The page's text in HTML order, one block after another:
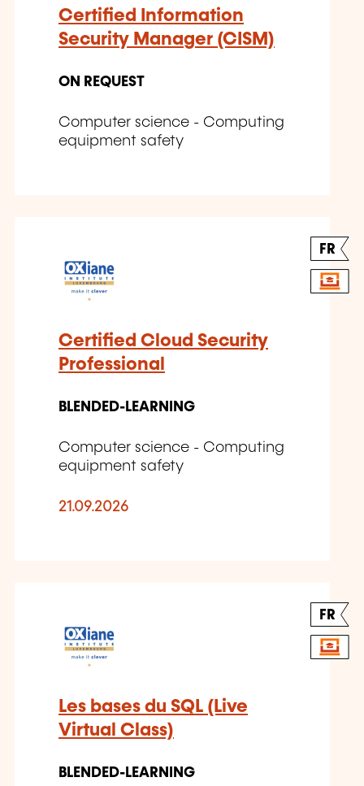
Certified Information
Security Manager (CISM)
ON REQUEST
Computer science - Computing
equipment safety
FR
Certified Cloud Security
Professional
BLENDED-LEARNING
Computer science - Computing
equipment safety
21.09.2026
FR
Les bases du SQL (Live
Virtual Class)
BLENDED-LEARNING